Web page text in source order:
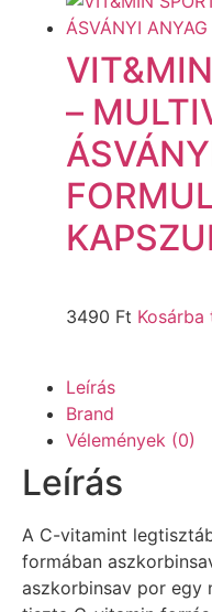
–
3490 Ft Kosárba
Leírás
Brand
Vélemények (0)
Leírás
A C-vitamint
formában
aszkorbinsav por egy